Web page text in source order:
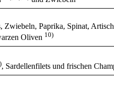
Zwiebeln, Paprika, Spinat,
Oliven 10)
, Sardellenfilets und frischen